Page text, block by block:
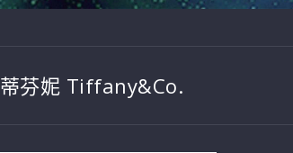
蒂芬妮 Tiffany&Co.